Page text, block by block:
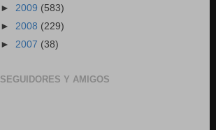
► 2009 (583)
► 2008 (229)
► 2007 (38)
SEGUIDORES Y AMIGOS